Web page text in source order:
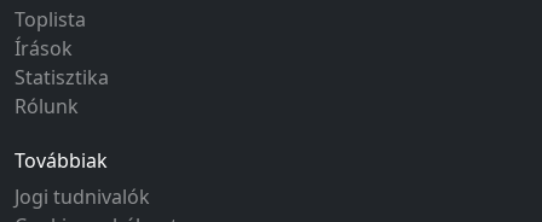
Toplista
Írások
Statisztika
Rólunk
Továbbiak
Jogi tudnivalók